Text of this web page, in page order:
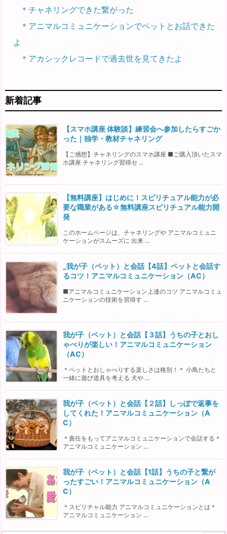
＊チャネリングできた繋がった
＊アニマルコミュニケーションでペットとお話できた
よ
＊アカシックレコードで過去世を見てきたよ
新着記事
【スマホ講座 体験談】練習会へ参加したらすごか
った｜独学・教材チャネリング
【ご感想】チャネリングのスマホ講座 ■ご購入頂いたスマ
ホ講座 チャネリング習得セ ...
【無料講座】はじめに！スピリチュアル能力が必
要な職業がある☆無料講座スピリチュアル能力開
発
このホームページは、チャネリングや アニマルコミュニ
ケーションがスムーズに 出来 ...
_我が子（ペット）と会話【4話】ペットと会話す
るコツ！アニマルコミュニケーション（AC）
■アニマルコミュニケーション上達のコツ アニマルコミュ
ニケーションの技術を習得す ...
我が子（ペット）と会話【３話】うちの子とおし
ゃべりが楽しい！アニマルコミュニケーション
（AC）
＊ペットとおしゃべりする楽しさは格別！＊ 小鳥たちと
一緒に遊び道具を考える 犬や ...
我が子（ペット）と会話【２話】しっぽで返事を
してくれた！アニマルコミュニケーション（A
C）
＊責任をもってアニマルコミュニケーションで会話する＊
アニマルコミュニケーション ...
我が子（ペット）と会話【1話】うちの子と繋が
ったすごい！アニマルコミュニケーション（A
C）
＊スピリチャル能力 アニマルコミュニケーションとは＊
アニマルコミュニケーション ...